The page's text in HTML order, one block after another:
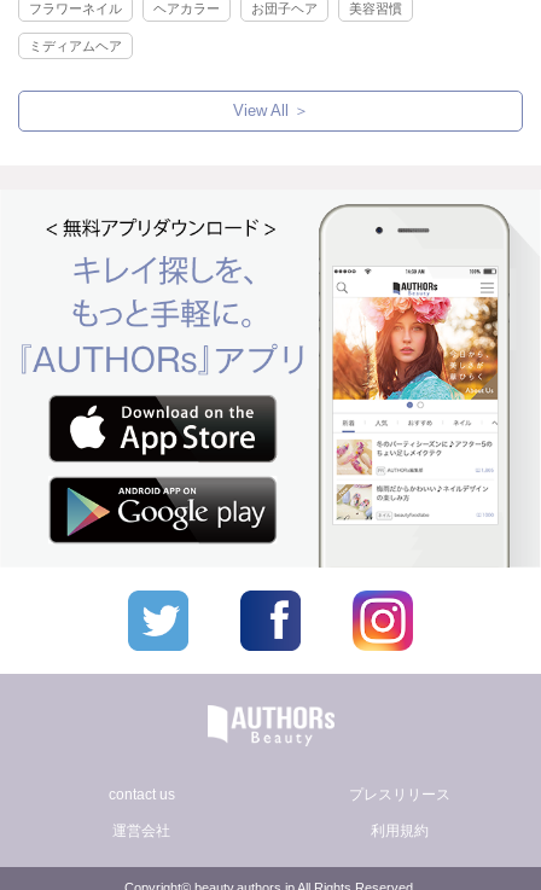
フラワーネイル ヘアカラー お団子ヘア 美容習慣
ミディアムヘア
View All ＞
contact us プレスリリース
運営会社 利用規約